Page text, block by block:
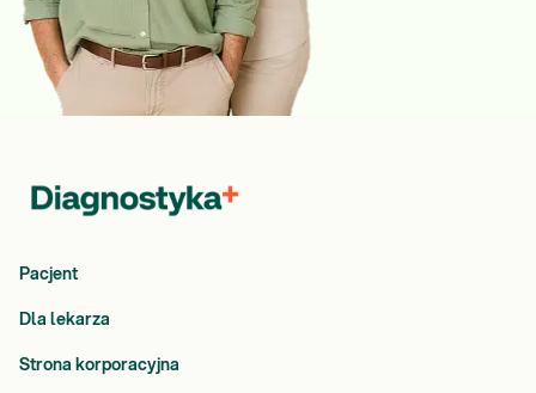
Pacjent
Dla lekarza
Strona korporacyjna